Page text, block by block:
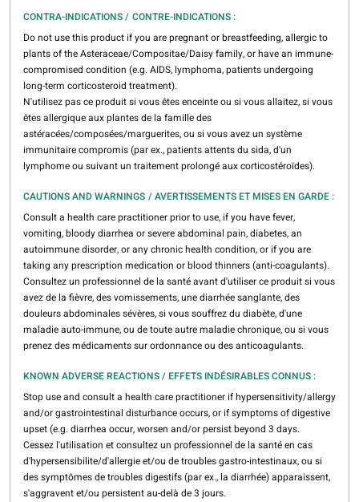
CONTRA-INDICATIONS / CONTRE-INDICATIONS :
Do not use this product if you are pregnant or breastfeeding, allergic to
plants of the Asteraceae/Compositae/Daisy family, or have an immune-
compromised condition (e.g. AIDS, lymphoma, patients undergoing
long-term corticosteroid treatment).
N'utilisez pas ce produit si vous êtes enceinte ou si vous allaitez, si vous
êtes allergique aux plantes de la famille des
astéracées/composées/marguerites, ou si vous avez un système
immunitaire compromis (par ex., patients attents du sida, d'un
lymphome ou suivant un traitement prolongé aux corticostéroïdes).
CAUTIONS AND WARNINGS / AVERTISSEMENTS ET MISES EN GARDE :
Consult a health care practitioner prior to use, if you have fever,
vomiting, bloody diarrhea or severe abdominal pain, diabetes, an
autoimmune disorder, or any chronic health condition, or if you are
taking any prescription medication or blood thinners (anti-coagulants).
Consultez un professionnel de la santé avant d'utiliser ce produit si vous
avez de la fièvre, des vomissements, une diarrhée sanglante, des
douleurs abdominales sévères, si vous souffrez du diabète, d'une
maladie auto-immune, ou de toute autre maladie chronique, ou si vous
prenez des médicaments sur ordonnance ou des anticoagulants.
KNOWN ADVERSE REACTIONS / EFFETS INDÉSIRABLES CONNUS :
Stop use and consult a health care practitioner if hypersensitivity/allergy
and/or gastrointestinal disturbance occurs, or if symptoms of digestive
upset (e.g. diarrhea occur, worsen and/or persist beyond 3 days.
Cessez l'utilisation et consultez un professionnel de la santé en cas
d'hypersensibilite/d'allergie et/ou de troubles gastro-intestinaux, ou si
des symptômes de troubles digestifs (par ex., la diarrhée) apparaissent,
s'aggravent et/ou persistent au-delà de 3 jours.